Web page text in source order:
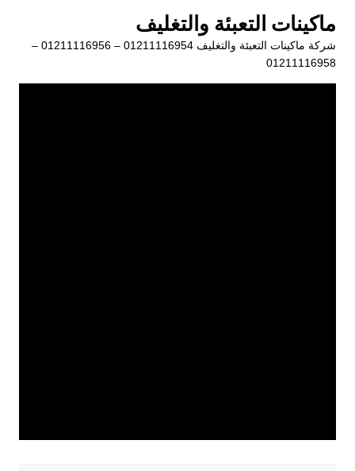
المحتوى
ماكينات التعبئة والتغليف
شركة ماكينات التعبئة والتغليف 01211116954 – 01211116956 –
01211116958